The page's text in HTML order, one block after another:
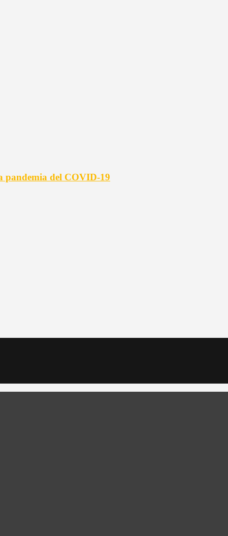
pandemia del COVID-19